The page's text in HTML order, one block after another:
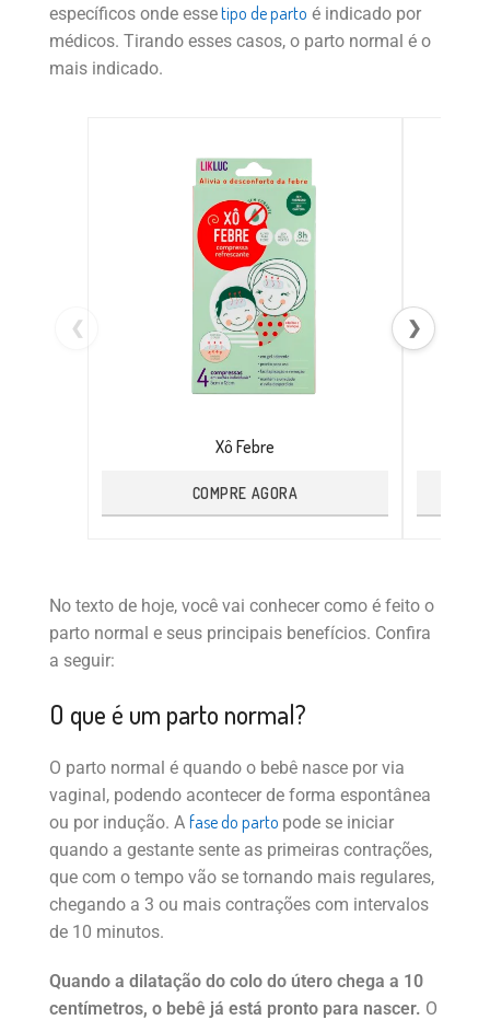
específicos onde essetipo de parto é indicado por
médicos. Tirando esses casos, o parto normal é o
mais indicado.
❮
Xô Febre
COMPRE AGORA
❯
No texto de hoje, você vai conhecer como é feito o
parto normal e seus principais benefícios. Confira
a seguir:
O que é um parto normal?
O parto normal é quando o bebê nasce por via
vaginal, podendo acontecer de forma espontânea
ou por indução. A fase do parto pode se iniciar
quando a gestante sente as primeiras contrações,
que com o tempo vão se tornando mais regulares,
chegando a 3 ou mais contrações com intervalos
de 10 minutos.
Quando a dilatação do colo do útero chega a 10
centímetros, o bebê já está pronto para nascer. O